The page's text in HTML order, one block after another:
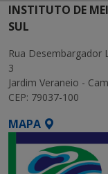
INSTITUTO DE
SUL
Rua Desembargador
3
Jardim Veraneio -
CEP: 79037-100
MAPA